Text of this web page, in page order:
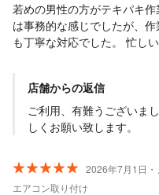
若めの男性の方がテキパキ
は事務的な感じでしたが、
も丁寧な対応でした。 忙し
店舗からの返信
ご利用、有難うございま
しくお願い致します。
2026年7月1日・
エアコン取り付け